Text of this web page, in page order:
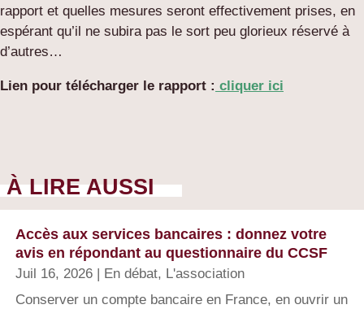
rapport et quelles mesures seront effectivement prises, en
espérant qu’il ne subira pas le sort peu glorieux réservé à
d’autres…
Lien pour télécharger le rapport : cliquer ici
À LIRE AUSSI
Accès aux services bancaires : donnez votre
avis en répondant au questionnaire du CCSF
Juil 16, 2026 En débat, L'association
Conserver un compte bancaire en France, en ouvrir un